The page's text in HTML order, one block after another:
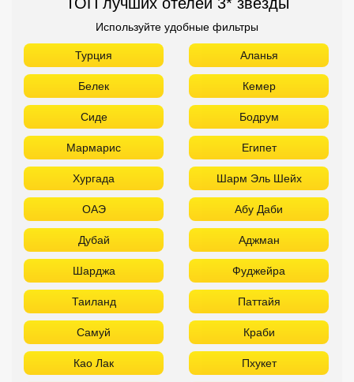
Используйте удобные фильтры
Турция Аланья
Белек Кемер
Сиде Бодрум
Мармарис Египет
Хургада Шарм Эль Шейх
ОАЭ Абу Даби
Дубай Аджман
Шарджа Фуджейра
Таиланд Паттайя
Самуй Краби
Као Лак Пхукет